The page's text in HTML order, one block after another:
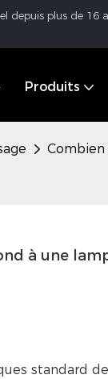
depuis plus de
Produits
à une
standard